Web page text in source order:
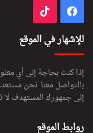
فيسبوك
للإشهار في الموقع
إذا كنت بحاجة إلى أي
بالتواصل معنا. نحن
إلى جمهورك المستهدف لا
روابط الموقع